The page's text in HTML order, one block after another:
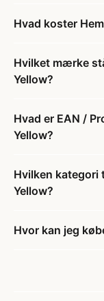
Hvad koster
Hvilket mærke
Yellow?
Hvad er EAN /
Yellow?
Hvilken kategori
Yellow?
Hvor kan jeg